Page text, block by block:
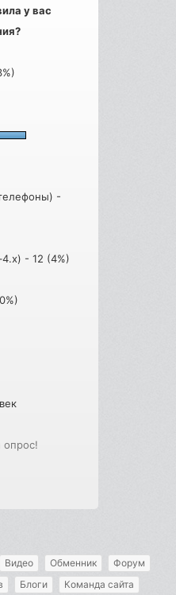
у вас
-
- 12 (4%)
Видео Обменник
Форум
Блоги Команда сайта